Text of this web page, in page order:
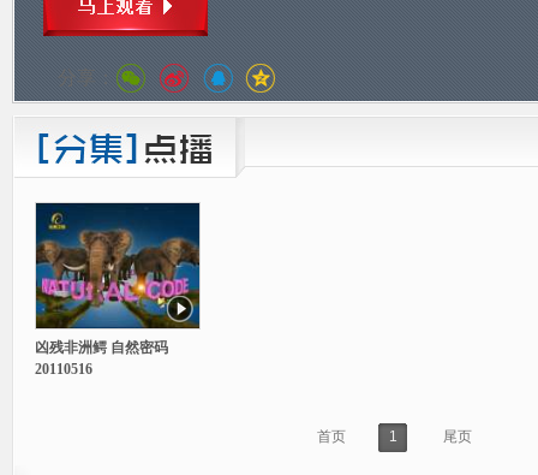
分享：
凶残非洲鳄 自然密码
20110516
首页 1 尾页